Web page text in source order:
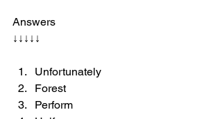
Answers
↓↓↓↓↓
Unfortunately
Forest
Perform